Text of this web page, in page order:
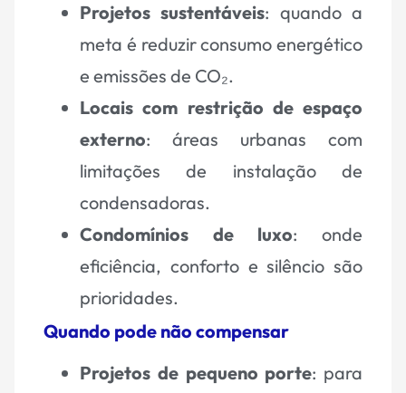
Projetos sustentáveis: quando a
meta é reduzir consumo energético
e emissões de CO₂.
Locais com restrição de espaço
externo: áreas urbanas com
limitações de instalação de
condensadoras.
Condomínios de luxo: onde
eficiência, conforto e silêncio são
prioridades.
Quando pode não compensar
Projetos de pequeno porte: para